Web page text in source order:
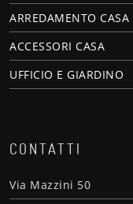
ARREDAMENTO CASA
ACCESSORI CASA
UFFICIO E GIARDINO
CONTATTI
Via Mazzini 50